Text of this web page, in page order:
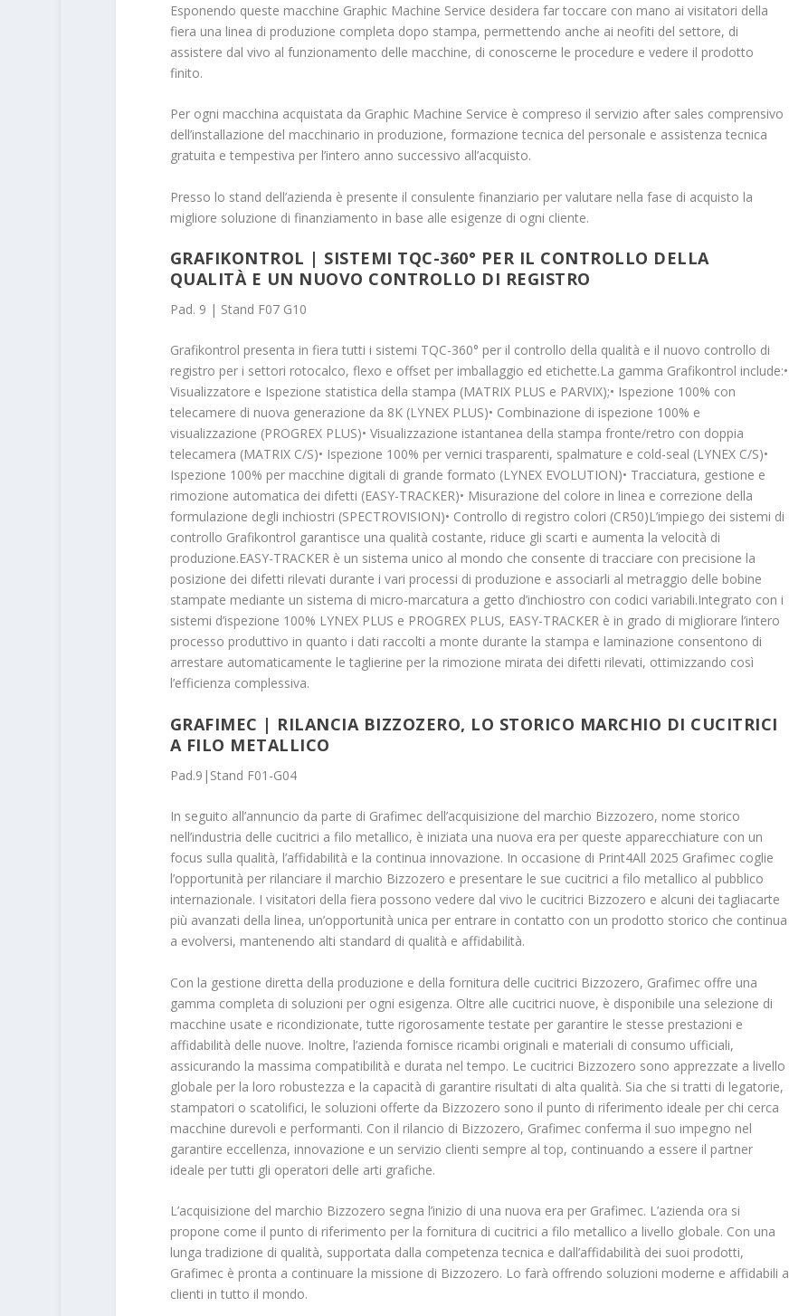
Esponendo queste macchine Graphic Machine Service desidera far toccare con mano ai visitatori della
fiera una linea di produzione completa dopo stampa, permettendo anche ai neofiti del settore, di
assistere dal vivo al funzionamento delle macchine, di conoscerne le procedure e vedere il prodotto
finito.
Per ogni macchina acquistata da Graphic Machine Service è compreso il servizio after sales comprensivo
dell’installazione del macchinario in produzione, formazione tecnica del personale e assistenza tecnica
gratuita e tempestiva per l’intero anno successivo all’acquisto.
Presso lo stand dell’azienda è presente il consulente finanziario per valutare nella fase di acquisto la
migliore soluzione di finanziamento in base alle esigenze di ogni cliente.
GRAFIKONTROL | SISTEMI TQC-360° PER IL CONTROLLO DELLA
QUALITÀ E UN NUOVO CONTROLLO DI REGISTRO
Pad. 9 | Stand F07 G10
Grafikontrol presenta in fiera tutti i sistemi TQC-360° per il controllo della qualità e il nuovo controllo di
registro per i settori rotocalco, flexo e offset per imballaggio ed etichette.La gamma Grafikontrol include:•
Visualizzatore e Ispezione statistica della stampa (MATRIX PLUS e PARVIX);• Ispezione 100% con
telecamere di nuova generazione da 8K (LYNEX PLUS)• Combinazione di ispezione 100% e
visualizzazione (PROGREX PLUS)• Visualizzazione istantanea della stampa fronte/retro con doppia
telecamera (MATRIX C/S)• Ispezione 100% per vernici trasparenti, spalmature e cold-seal (LYNEX C/S)•
Ispezione 100% per macchine digitali di grande formato (LYNEX EVOLUTION)• Tracciatura, gestione e
rimozione automatica dei difetti (EASY-TRACKER)• Misurazione del colore in linea e correzione della
formulazione degli inchiostri (SPECTROVISION)• Controllo di registro colori (CR50)L’impiego dei sistemi di
controllo Grafikontrol garantisce una qualità costante, riduce gli scarti e aumenta la velocità di
produzione.EASY-TRACKER è un sistema unico al mondo che consente di tracciare con precisione la
posizione dei difetti rilevati durante i vari processi di produzione e associarli al metraggio delle bobine
stampate mediante un sistema di micro-marcatura a getto d’inchiostro con codici variabili.Integrato con i
sistemi d’ispezione 100% LYNEX PLUS e PROGREX PLUS, EASY-TRACKER è in grado di migliorare l’intero
processo produttivo in quanto i dati raccolti a monte durante la stampa e laminazione consentono di
arrestare automaticamente le taglierine per la rimozione mirata dei difetti rilevati, ottimizzando così
l’efficienza complessiva.
GRAFIMEC | RILANCIA BIZZOZERO, LO STORICO MARCHIO DI CUCITRICI
A FILO METALLICO
Pad.9|Stand F01-G04
In seguito all’annuncio da parte di Grafimec dell’acquisizione del marchio Bizzozero, nome storico
nell’industria delle cucitrici a filo metallico, è iniziata una nuova era per queste apparecchiature con un
focus sulla qualità, l’affidabilità e la continua innovazione. In occasione di Print4All 2025 Grafimec coglie
l’opportunità per rilanciare il marchio Bizzozero e presentare le sue cucitrici a filo metallico al pubblico
internazionale. I visitatori della fiera possono vedere dal vivo le cucitrici Bizzozero e alcuni dei tagliacarte
più avanzati della linea, un’opportunità unica per entrare in contatto con un prodotto storico che continua
a evolversi, mantenendo alti standard di qualità e affidabilità.
Con la gestione diretta della produzione e della fornitura delle cucitrici Bizzozero, Grafimec offre una
gamma completa di soluzioni per ogni esigenza. Oltre alle cucitrici nuove, è disponibile una selezione di
macchine usate e ricondizionate, tutte rigorosamente testate per garantire le stesse prestazioni e
affidabilità delle nuove. Inoltre, l’azienda fornisce ricambi originali e materiali di consumo ufficiali,
assicurando la massima compatibilità e durata nel tempo. Le cucitrici Bizzozero sono apprezzate a livello
globale per la loro robustezza e la capacità di garantire risultati di alta qualità. Sia che si tratti di legatorie,
stampatori o scatolifici, le soluzioni offerte da Bizzozero sono il punto di riferimento ideale per chi cerca
macchine durevoli e performanti. Con il rilancio di Bizzozero, Grafimec conferma il suo impegno nel
garantire eccellenza, innovazione e un servizio clienti sempre al top, continuando a essere il partner
ideale per tutti gli operatori delle arti grafiche.
L’acquisizione del marchio Bizzozero segna l’inizio di una nuova era per Grafimec. L’azienda ora si
propone come il punto di riferimento per la fornitura di cucitrici a filo metallico a livello globale. Con una
lunga tradizione di qualità, supportata dalla competenza tecnica e dall’affidabilità dei suoi prodotti,
Grafimec è pronta a continuare la missione di Bizzozero. Lo farà offrendo soluzioni moderne e affidabili a
clienti in tutto il mondo.